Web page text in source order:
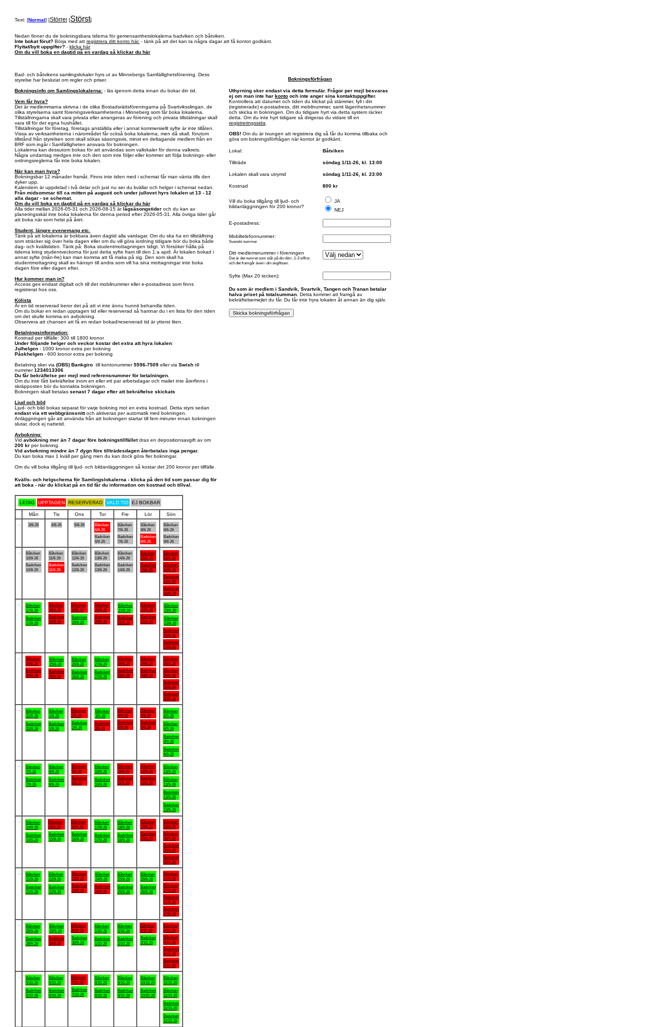
Text: [Normal] [Större] [Störst]
Nedan finner du de bokningsbara tiderna för gemensamhetslokalerna badviken och båtviken.
Inte bokat förut? Börja med att registrera ditt konto här. - tänk på att det kan ta några dagar att få kontot godkänt.
Flyttat/bytt uppgifter? - klicka här
Om du vill boka en dagtid på en vardag så klickar du här
Bad- och båtvikens samlingslokaler hyrs ut av Minnebergs Samfällighetsförening. Dess
styrelse har beslutat om regler och priser.
Bokningsinfo om Samlingslokalerna: - läs igenom detta innan du bokar din tid.
Vem får hyra?
Det är medlemmarna skrivna i de olika Bostadsrättsföreningarna på Svartviksslingan, de
olika styrelserna samt föreningsverksamheterna i Minneberg som får boka lokalerna.
Tillställningarna skall vara privata eller arrangeras av förening och privata tillstälningar skall
vara till för det egna hushållet.
Tillställningar för företag, företags anställda eller i annat kommersiellt syfte är inte tillåten.
Vissa av verksamheterna i närområdet får också boka lokalerna, men då skall, förutom
tillstånd från styrelsen som skall sökas säsongsvis, minst en deltagande medlem från en
BRF som ingår i Samfälligheten ansvara för bokningen.
Lokalerna kan dessutom bokas för att användas som vallokaler för denna valkrets.
Några undantag medges inte och den som inte följer eller kommer att följa boknings- eller
ordningsreglerna får inte boka lokalen.
När kan man hyra?
Bokningsbar 12 månader framåt. Finns inte tiden med i schemat får man vänta tills den
dyker upp.
Kalendern är uppdelad i två delar och just nu ser du kvällar och helger i schemat nedan.
Från midsommar till ca mitten på augusti och under jullovet hyrs lokalen ut 13 - 12
alla dagar - se schemat.
Om du vill boka en dagtid på en vardag så klickar du här
Alla tider mellan 2026-05-31 och 2026-08-15 ärlågsäsongstider och du kan av
planeringsskäl inte boka lokalerna för denna period efter 2026-05-31. Alla övriga tider går
att boka när som helst på året.
Student, längre evenemang etc.
Tänk på att lokalerna är bokbara även dagtid alla vardagar. Om du ska ha en tillställning
som sträcker sig över hela dagen eller om du vill göra iordning tidigare bör du boka både
dag- och kvällstiden. Tänk på: Boka studentmottagningen tidigt. Vi försöker hålla på
tiderna kring studentveckorna för just detta syfte fram till den 1:a april. Är lokalen bokad i
annat syfte (mån-fre) kan man komma att få maka på sig. Den som skall ha
studentmottagning skall av hänsyn till andra som vill ha sina mottagningar inte boka
dagen före eller dagen efter.
Hur kommer man in?
Access ges endast digitalt och till det mobilnummer eller e-postadress som finns
registrerat hos oss.
Kölista
Är en tid reserverad beror det på att vi inte ännu hunnit behandla tiden.
Om du bokar en redan upptagen tid eller reserverad så hamnar du i en lista för den tiden
om det skulle komma en avbokning.
Observera att chansen att få en redan bokad/reserverad tid är ytterst liten.
Betalningsinformation:
Kostnad per tillfälle: 300 till 1800 kronor
Under följande helger och veckor kostar det extra att hyra lokalen:
Julhelgen - 1000 kronor extra per bokning
Påskhelgen - 600 kronor extra per bokning
Betalning sker via (OBS) Bankgiro till kontonummer5596-7509 eller via Swish till
nummer1234013306
Du får bekräftelse per mejl med referensnummer för betalningen.
Om du inte fått bekräftelse inom en eller ett par arbetsdagar och mailet inte återfinns i
skräpposten bör du kontakta bokningen.
Bokningen skall betalas senast 7 dagar efter att bekräftelse skickats
Ljud och bild
Ljud- och bild bokas separat för varje bokning mot en extra kostnad. Detta styrs sedan
endast via ett webbgränssnittoch aktiveras per automatik med bokningen.
Anläggningen går att använda från att bokningen startar till fem minuter innan bokningen
slutar, dock ej nattetid.
Avbokning:
Vid avbokning mer än 7 dagar före bokningstillfälletdras en depositionsavgift av om
200 kr per bokning.
Vid avbokning mindre än 7 dygn före tillträdesdagen återbetalas inga pengar.
Du kan boka max 1 kväll per gång men du kan dock göra fler bokningar.
Om du vill boka tillgång till ljud- och bildanläggningen så kostar det 200 kronor per tillfälle.
Bokningsförfrågan
Uthyrning sker endast via detta formulär. Frågor per mejl besvaras
ej om man inte har konto och inte anger sina kontaktuppgifter.
Kontrollera att datumet och tiden du klickat på stämmer, fyll i din
(registrerade) e-postadress, ditt mobilnummer, samt lägenhetsnummer
och skicka in bokningen. Om du tidigare hyrt via detta system räcker
detta. Om du inte hyrt tidigare så dirigeras du vidare till en
registreringssida
OBS! Om du är tvungen att registrera dig så får du komma tillbaka och
göra om bokningsförfrågan när kontot är godkänt.
Lokal: Båtviken
Tillträde söndag 1/11-26, kl. 13:00
Lokalen skall vara utrymd söndag 1/11-26, kl. 23:00
Kostnad 800 kr
Vill du boka tillgång till ljud- och
bildanläggningen för 200 kronor?
JA
NEJ
E-postadress:
Mobiltelefonnummer:
Svenskt nummer
Ditt medlemsnummer i föreningen
Det är det numret som står på din dörr, 1-3 siffror.
och det framgår även i din avgiftsavi.
Syfte (Max 20 tecken):
Du som är medlem i Sandvik, Svartvik, Tangen och Tranan betalar
halva priset på totalsumman. Detta kommer att framgå av
bekräftelsemejlet du får. Du får inte hyra lokalen åt annan än dig själv.
Kvälls- och helgschema för Samlingslokalerna - klicka på den tid som passar dig för
att boka - när du klickat på en tid får du information om kostnad och tillval.
LEDIG UPPTAGEN RESERVERAD VALD TID EJ BOKBAR
Mån Tis Ons Tor Fre Lör
Sön
3/8-26 4/8-26 5/8-26
Båtviken
6/8-26
Badviken
6/8-26
Båtviken
7/8-26
Badviken
7/8-26
Båtviken
8/8-26
Badviken
8/8-26
Båtviken
9/8-26
Badviken
9/8-26
Båtviken
10/8-26
Badviken
10/8-26
Båtviken
11/8-26
Badviken
11/8-26
Båtviken
12/8-26
Badviken
12/8-26
Båtviken
13/8-26
Badviken
13/8-26
Båtviken
14/8-26
Badviken
14/8-26
Båtviken
15/8-26
Badviken
15/8-26
Båtviken
16/8-26
Båtviken
16/8-26
Badviken
16/8-26
Badviken
16/8-26
Båtviken
17/8-26
Badviken
17/8-26
Båtviken
18/8-26
Badviken
18/8-26
Båtviken
19/8-26
Badviken
19/8-26
Båtviken
20/8-26
Badviken
20/8-26
Båtviken
21/8-26
Badviken
21/8-26
Båtviken
22/8-26
Badviken
22/8-26
Båtviken
23/8-26
Båtviken
23/8-26
Badviken
23/8-26
Badviken
23/8-26
Båtviken
24/8-26
Badviken
24/8-26
Båtviken
25/8-26
Badviken
25/8-26
Båtviken
26/8-26
Badviken
26/8-26
Båtviken
27/8-26
Badviken
27/8-26
Båtviken
28/8-26
Badviken
28/8-26
Båtviken
29/8-26
Badviken
29/8-26
Båtviken
30/8-26
Båtviken
30/8-26
Badviken
30/8-26
Badviken
30/8-26
Båtviken
31/8-26
Badviken
31/8-26
Båtviken
1/9-26
Badviken
1/9-26
Båtviken
2/9-26
Badviken
2/9-26
Båtviken
3/9-26
Badviken
3/9-26
Båtviken
4/9-26
Badviken
4/9-26
Båtviken
5/9-26
Badviken
5/9-26
Båtviken
6/9-26
Båtviken
6/9-26
Badviken
6/9-26
Badviken
6/9-26
Båtviken
7/9-26
Badviken
7/9-26
Båtviken
8/9-26
Badviken
8/9-26
Båtviken
9/9-26
Badviken
9/9-26
Båtviken
10/9-26
Badviken
10/9-26
Båtviken
11/9-26
Badviken
11/9-26
Båtviken
12/9-26
Badviken
12/9-26
Båtviken
13/9-26
Båtviken
13/9-26
Badviken
13/9-26
Badviken
13/9-26
Båtviken
14/9-26
Badviken
14/9-26
Båtviken
15/9-26
Badviken
15/9-26
Båtviken
16/9-26
Badviken
16/9-26
Båtviken
17/9-26
Badviken
17/9-26
Båtviken
18/9-26
Badviken
18/9-26
Båtviken
19/9-26
Badviken
19/9-26
Båtviken
20/9-26
Båtviken
20/9-26
Badviken
20/9-26
Badviken
20/9-26
Båtviken
21/9-26
Badviken
21/9-26
Båtviken
22/9-26
Badviken
22/9-26
Båtviken
23/9-26
Badviken
23/9-26
Båtviken
24/9-26
Badviken
24/9-26
Båtviken
25/9-26
Badviken
25/9-26
Båtviken
26/9-26
Badviken
26/9-26
Båtviken
27/9-26
Båtviken
27/9-26
Badviken
27/9-26
Badviken
27/9-26
Båtviken
28/9-26
Badviken
28/9-26
Båtviken
29/9-26
Badviken
29/9-26
Båtviken
30/9-26
Badviken
30/9-26
Båtviken
1/10-26
Badviken
1/10-26
Båtviken
2/10-26
Badviken
2/10-26
Båtviken
3/10-26
Badviken
3/10-26
Båtviken
4/10-26
Båtviken
4/10-26
Badviken
4/10-26
Badviken
4/10-26
Båtviken
5/10-26
Badviken
5/10-26
Båtviken
6/10-26
Badviken
6/10-26
Båtviken
7/10-26
Badviken
7/10-26
Båtviken
8/10-26
Badviken
8/10-26
Båtviken
9/10-26
Badviken
9/10-26
Båtviken
10/10-26
Badviken
10/10-26
Båtviken
11/10-26
Båtviken
11/10-26
Badviken
11/10-26
Badviken
11/10-26